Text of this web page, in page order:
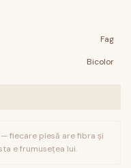
Fag
Bicolor
fiecare piesă are fibra și
e frumusețea lui.